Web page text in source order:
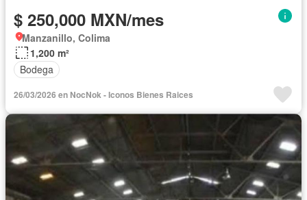
$ 250,000 MXN/mes
Manzanillo, Colima
1,200 m²
Bodega
26/03/2026 en NocNok - Iconos Bienes Raices